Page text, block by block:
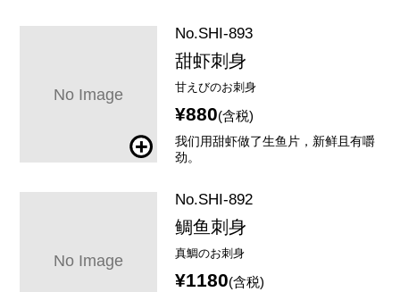
No.SHI-893
甜虾刺身
甘えびのお刺身
¥880(含税)
我们用甜虾做了生鱼片，新鲜且有嚼
劲。
No.SHI-892
鲷鱼刺身
真鯛のお刺身
¥1180(含税)